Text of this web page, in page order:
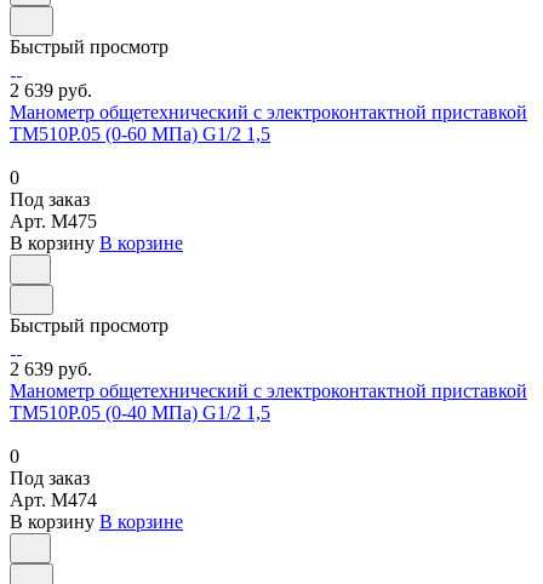
Быстрый просмотр
2 639 руб.
Манометр общетехнический с электроконтактной приставкой
ТМ510Р.05 (0-60 МПа) G1/2 1,5
0
Под заказ
Арт. M475
В корзину В корзине
Быстрый просмотр
2 639 руб.
Манометр общетехнический с электроконтактной приставкой
ТМ510Р.05 (0-40 МПа) G1/2 1,5
0
Под заказ
Арт. M474
В корзину В корзине